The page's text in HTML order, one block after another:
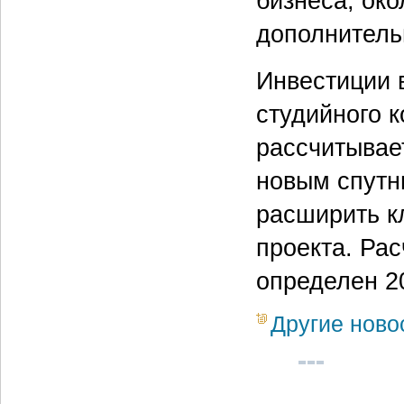
Инвестиции
студийного
новым
расширить
проекта.
определен
Другие